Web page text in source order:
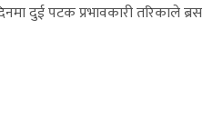
दुई पटक प्रभावकारी तरिकाले ब्रस